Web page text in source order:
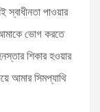
স্বাধীনতা পাওয়ার
ভোগ করতে
শিকার হওয়ার
আমার সিমপ্যাথি